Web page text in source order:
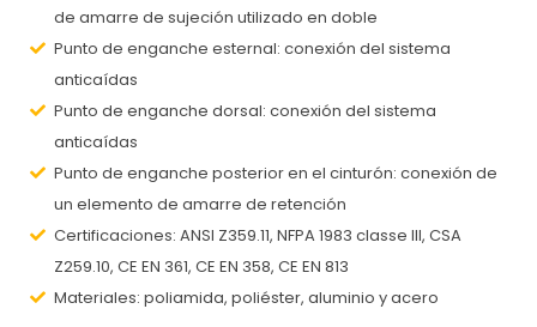
de amarre de sujeción utilizado en doble
Punto de enganche esternal: conexión del sistema
anticaídas
Punto de enganche dorsal: conexión del sistema
anticaídas
Punto de enganche posterior en el cinturón: conexión de
un elemento de amarre de retención
Certificaciones: ANSI Z359.11, NFPA 1983 classe III, CSA
Z259.10, CE EN 361, CE EN 358, CE EN 813
Materiales: poliamida, poliéster, aluminio y acero